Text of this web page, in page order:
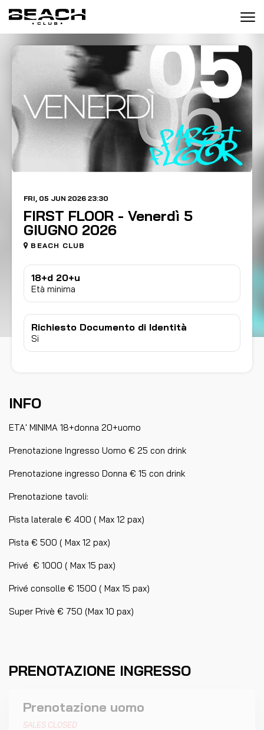
FRI, 05 JUN 2026 23:30
FIRST FLOOR - Venerdì 5
GIUGNO 2026
BEACH CLUB
18+d 20+u
Età minima
Richiesto Documento di Identità
Si
INFO
ETA' MINIMA 18+donna 20+uomo
Prenotazione Ingresso Uomo € 25 con drink
Prenotazione ingresso Donna € 15 con drink
Prenotazione tavoli:
Pista laterale € 400 ( Max 12 pax)
Pista € 500 ( Max 12 pax)
Privé € 1000 ( Max 15 pax)
Privé consolle € 1500 ( Max 15 pax)
Super Privè € 750 (Max 10 pax)
PRENOTAZIONE INGRESSO
Prenotazione uomo
SALES CLOSED